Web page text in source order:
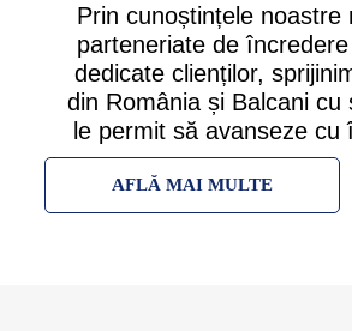
Prin cunoștințele noastre
parteneriate de
dedicate clienților,
din România și Balcani cu
le permit să avanseze cu
AFLĂ MAI MULTE